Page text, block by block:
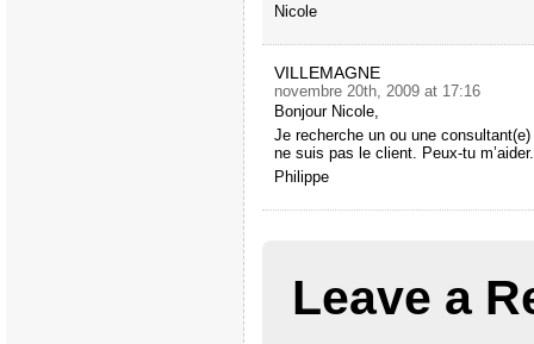
Nicole
VILLEMAGNE
novembre 20th, 2009 at 17:16
Bonjour Nicole,
Je recherche un ou une
ne suis pas le client. Peux-tu
Philippe
Leave a